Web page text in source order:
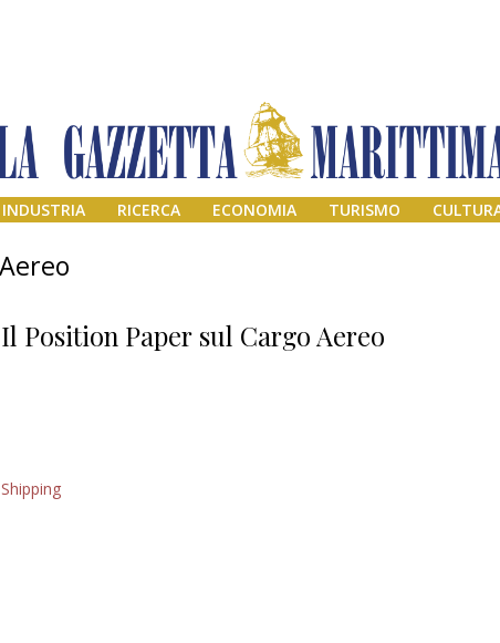
INDUSTRIA RICERCA ECONOMIA TURISMO
Il Position Paper sul Cargo Aereo
Shipping